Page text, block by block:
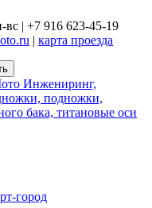
вс | +7 916 623-45-19
| карта проезда
город